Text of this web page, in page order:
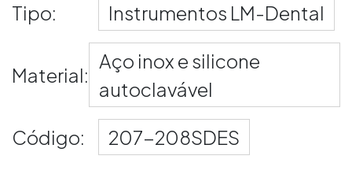
Tipo: Instrumentos LM-Dental
Material:
Aço inox e silicone
autoclavável
Código: 207-208SDES